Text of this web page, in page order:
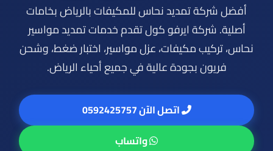
أفضل شركة تمديد نحاس للمكيفات بالرياض بخامات
أصلية. شركة ايرفو كول تقدم خدمات تمديد مواسير
نحاس، تركيب مكيفات، عزل مواسير، اختبار ضغط، وشحن
فريون بجودة عالية في جميع أحياء الرياض.
اتصل الآن 0592425757
واتساب